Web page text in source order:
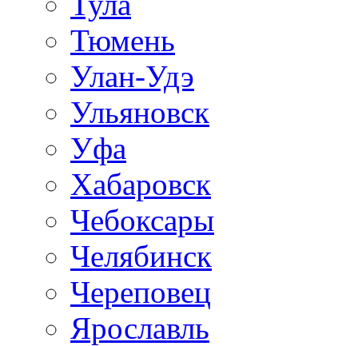
Тюмень
Улан-Удэ
Ульяновск
Уфа
Хабаровск
Чебоксары
Челябинск
Череповец
Ярославль